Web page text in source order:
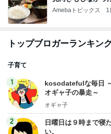
Amebaトピックス 1
トップブロガーランキン
子育て
1
kosodatefulな毎日
オギャ子の暴走～
オギャ子
2
日曜日は９時まで寝
い。